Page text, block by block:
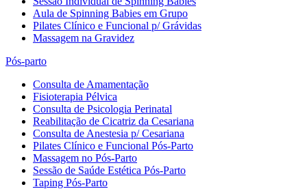
Aula de Spinning Babies em Grupo
Pilates Clínico e Funcional p/ Grávidas
Massagem na Gravidez
Pós-parto
Consulta de Amamentação
Fisioterapia Pélvica
Consulta de Psicologia Perinatal
Reabilitação de Cicatriz da Cesariana
Consulta de Anestesia p/ Cesariana
Pilates Clínico e Funcional Pós-Parto
Massagem no Pós-Parto
Sessão de Saúde Estética Pós-Parto
Taping Pós-Parto